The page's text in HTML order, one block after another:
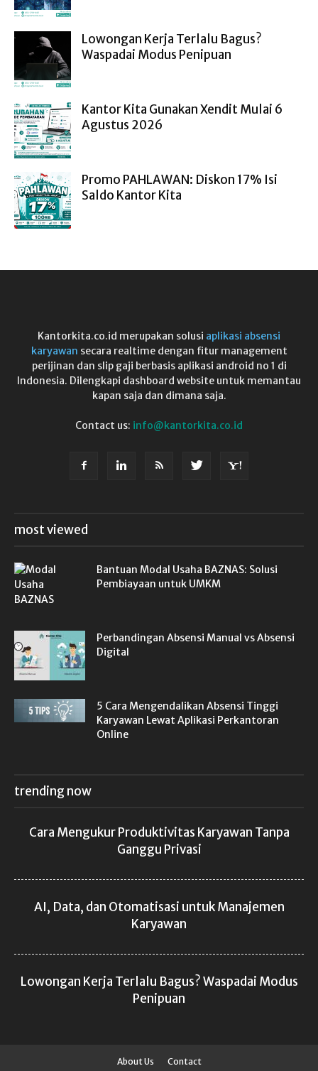
Lowongan Kerja Terlalu Bagus?
Waspadai Modus Penipuan
Kantor Kita Gunakan Xendit Mulai 6
Agustus 2026
Promo PAHLAWAN: Diskon 17% Isi
Saldo Kantor Kita
Kantorkita.co.id merupakan solusi aplikasi absensi
karyawan secara realtime dengan fitur management
perijinan dan slip gaji berbasis aplikasi android no 1 di
Indonesia. Dilengkapi dashboard website untuk memantau
kapan saja dan dimana saja.
Contact us: info@kantorkita.co.id
most viewed
Bantuan Modal Usaha BAZNAS: Solusi
Pembiayaan untuk UMKM
Perbandingan Absensi Manual vs Absensi
Digital
5 Cara Mengendalikan Absensi Tinggi
Karyawan Lewat Aplikasi Perkantoran
Online
trending now
Cara Mengukur Produktivitas Karyawan Tanpa
Ganggu Privasi
AI, Data, dan Otomatisasi untuk Manajemen
Karyawan
Lowongan Kerja Terlalu Bagus? Waspadai Modus
Penipuan
About Us Contact